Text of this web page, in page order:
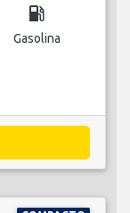
local_gas_station
Gasolina